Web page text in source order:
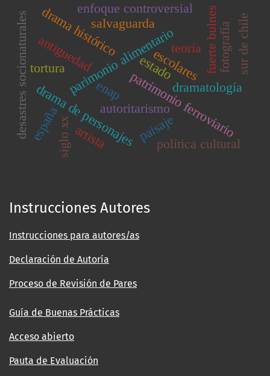
escolares
parimonio alimentario
patrimonio ferroviario
dramatología
drama de personajes
drama histórico fuerte bulnes
desastres socionaturales salvaguarda
antiguedad estado
autoritarismo
política cultural
fotografía
siglo xx
españa paisaje
enfoque controversial
enap
sur de chile
tortura
teoría
artista
Instrucciones Autores
Instrucciones para autores/as
Declaración de Autoría
Proceso de Revisión de Pares
Guía de Buenas Prácticas
Acceso abierto
Pauta de Evaluación